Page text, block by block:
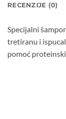
RECENZIJE (0)
Specijalni
tretiranu i
pomoć